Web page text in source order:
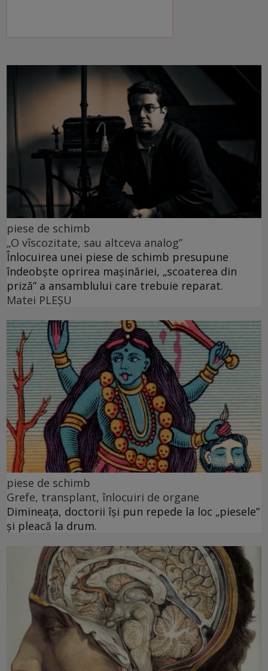
piese de schimb
„O vîscozitate, sau altceva analog”
Înlocuirea unei piese de schimb presupune
îndeobște oprirea mașinăriei, „scoaterea din
priză” a ansamblului care trebuie reparat.
Matei PLEŞU
piese de schimb
Grefe, transplant, înlocuiri de organe
Dimineața, doctorii își pun repede la loc „piesele”
și pleacă la drum.